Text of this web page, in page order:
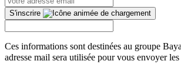
S'inscrire
Ces informations sont destinées au groupe
adresse mail sera utilisée pour vous envoyer